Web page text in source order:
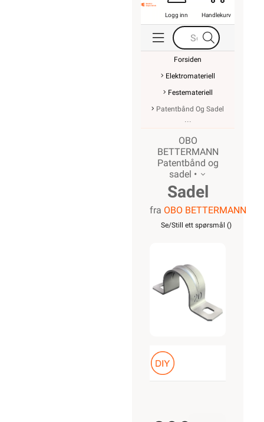
Logg inn Handlekurv
Forsiden
Elektromateriell
Festemateriell
Patentbånd Og Sadel
OBO
BETTERMANN
Patentbånd og
sadel •
Sadel
32mm
fra OBO BETTERMANN
Se/Still ett spørsmål ()